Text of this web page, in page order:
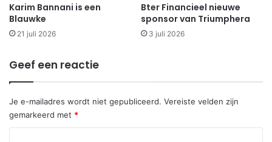
Karim Bannani is een
Blauwke
21 juli 2026
Bter Financieel nieuwe
sponsor van Triumphera
3 juli 2026
Geef een reactie
Je e-mailadres wordt niet gepubliceerd. Vereiste velden zijn
gemarkeerd met *